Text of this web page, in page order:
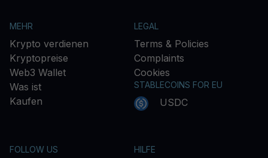
MEHR
Krypto verdienen
Kryptopreise
Web3 Wallet
Was ist
Kaufen
LEGAL
Terms & Policies
Complaints
Cookies
STABLECOINS FOR EU
USDC
FOLLOW US HILFE